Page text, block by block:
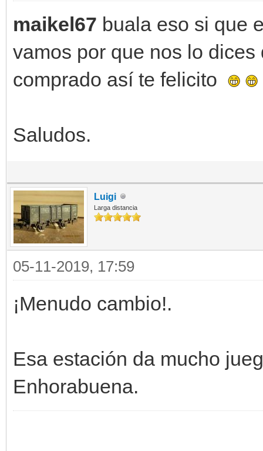
maikel67 buala eso si que
vamos por que nos lo
comprado así te felicito
Saludos.
Luigi
Larga distancia
05-11-2019, 17:59
¡Menudo cambio!.
Esa estación da mucho
Enhorabuena.